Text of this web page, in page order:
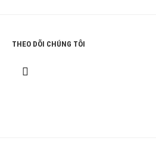
THEO DÕI CHÚNG TÔI